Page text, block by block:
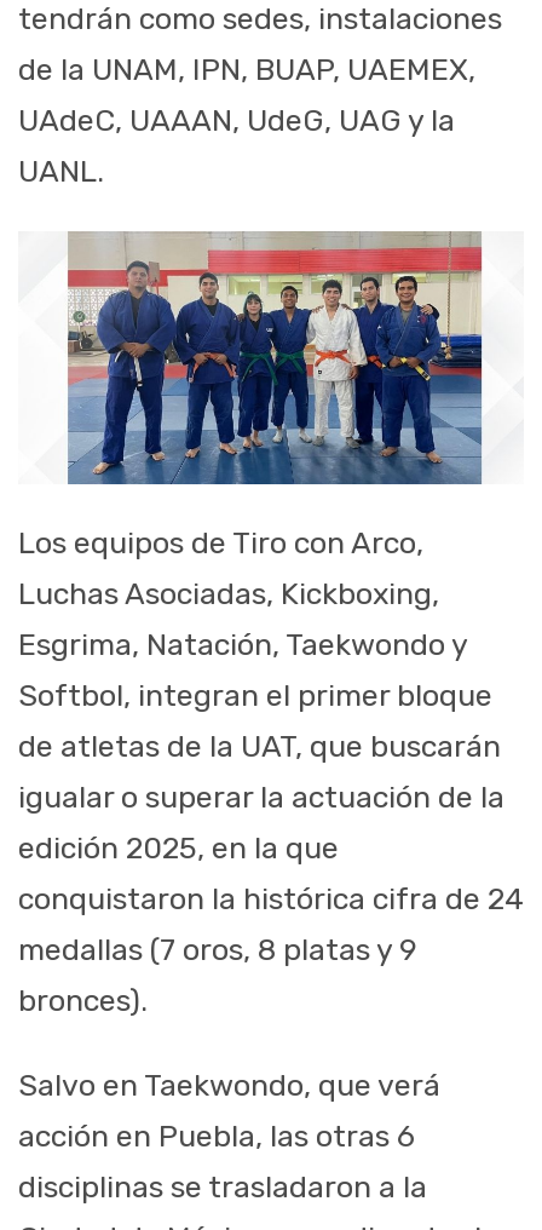
tendrán como sedes, instalaciones
de la UNAM, IPN, BUAP, UAEMEX,
UAdeC, UAAAN, UdeG, UAG y la
UANL.
Los equipos de Tiro con Arco,
Luchas Asociadas, Kickboxing,
Esgrima, Natación, Taekwondo y
Softbol, integran el primer bloque
de atletas de la UAT, que buscarán
igualar o superar la actuación de la
edición 2025, en la que
conquistaron la histórica cifra de 24
medallas (7 oros, 8 platas y 9
bronces).
Salvo en Taekwondo, que verá
acción en Puebla, las otras 6
disciplinas se trasladaron a la